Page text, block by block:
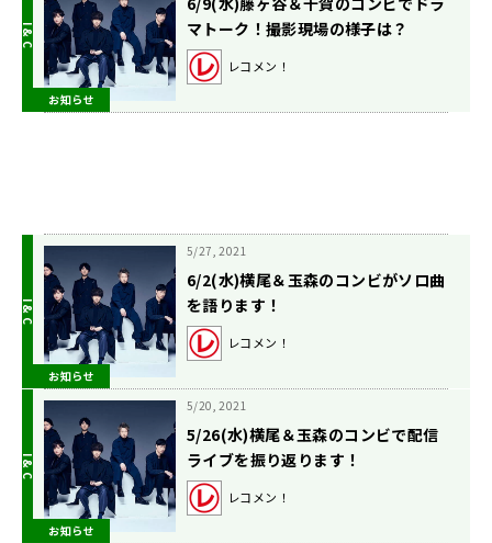
お知らせ
マトーク！撮影現場の様子は？
レコメン！
お知らせ
5/27, 2021
6/2(水)横尾＆玉森のコンビがソロ曲
を語ります！
レコメン！
お知らせ
5/20, 2021
5/26(水)横尾＆玉森のコンビで配信
ライブを振り返ります！
レコメン！